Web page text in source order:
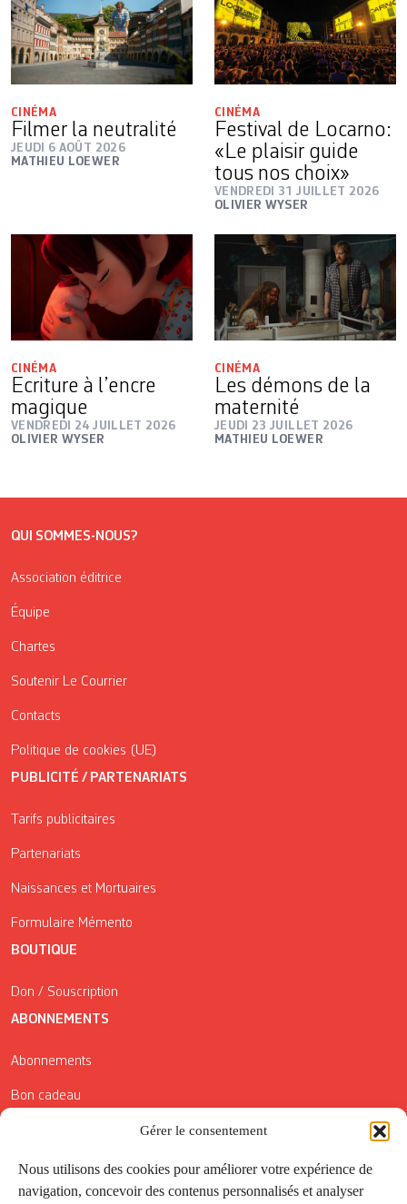
Gérer le consentement
Nous utilisons des cookies pour améliorer votre expérience de
navigation, concevoir des contenus personnalisés et analyser
CINÉMA
Filmer la neutralité
JEUDI 6 AOÛT 2026
MATHIEU LOEWER
CINÉMA
Festival de Locarno:
«Le plaisir guide
tous nos choix»
VENDREDI 31 JUILLET 2026
OLIVIER WYSER
CINÉMA
Ecriture à l’encre
magique
VENDREDI 24 JUILLET 2026
OLIVIER WYSER
CINÉMA
Les démons de la
maternité
JEUDI 23 JUILLET 2026
MATHIEU LOEWER
QUI SOMMES-NOUS?
Association éditrice
Équipe
Chartes
Soutenir Le Courrier
Contacts
Politique de cookies (UE)
PUBLICITÉ / PARTENARIATS
Tarifs publicitaires
Partenariats
Naissances et Mortuaires
Formulaire Mémento
BOUTIQUE
Don / Souscription
ABONNEMENTS
Abonnements
Bon cadeau
Conditions générales de vente
Réductions de la Carte Côté Courrier
Application